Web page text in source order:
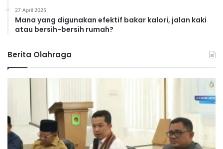
27 April 2025
Mana yang digunakan efektif bakar kalori, jalan kaki
atau bersih-bersih rumah?
Berita Olahraga